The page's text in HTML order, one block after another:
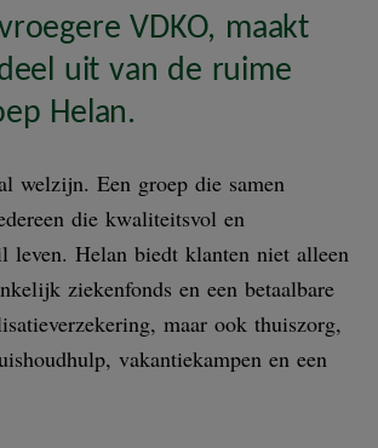
VDKO, maakt
uit van de ruime
Helan.
welzijn. Een groep die samen
die kwaliteitsvol en
leven. Helan biedt klanten niet alleen
ziekenfonds en een betaalbare
maar ook thuiszorg,
vakantiekampen en een